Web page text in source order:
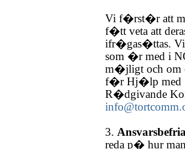
Vi f�rst�r att
f�tt veta att
ifr�gas�ttas. Vi
som �r med i
m�jligt och om
f�r Hj�lp med
R�dgivande
3.
reda p� hur